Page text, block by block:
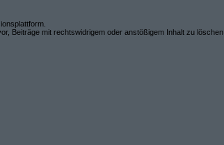
Beiträge mit rechtswidrigem oder anstößigem Inhalt zu löschen.